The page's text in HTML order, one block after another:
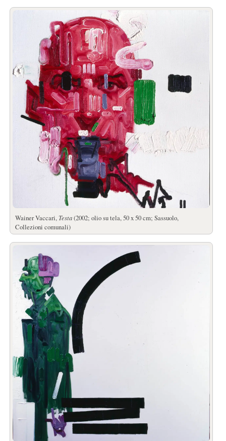
Wainer Vaccari, Testa(2002; olio su tela, 50 x 50 cm; Sassuolo,
Collezioni comunali)